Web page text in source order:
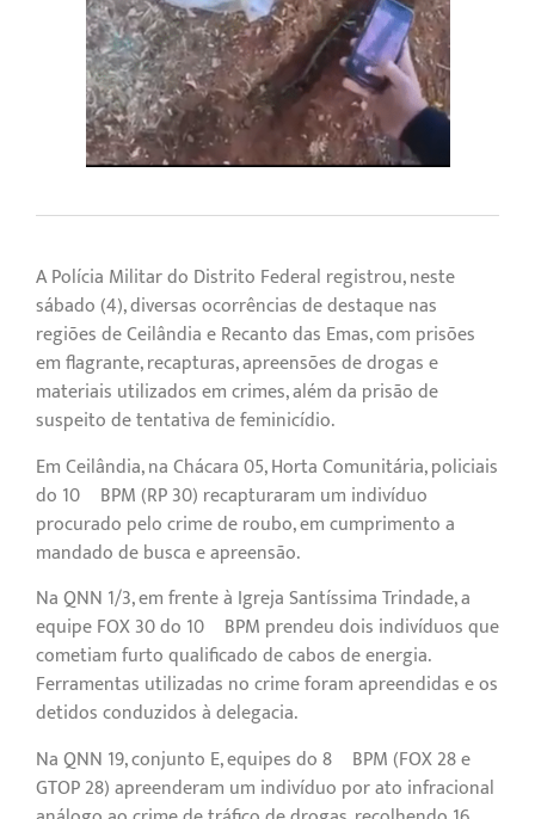
A Polícia Militar do Distrito Federal registrou, neste
sábado (4), diversas ocorrências de destaque nas
regiões de Ceilândia e Recanto das Emas, com prisões
em flagrante, recapturas, apreensões de drogas e
materiais utilizados em crimes, além da prisão de
suspeito de tentativa de feminicídio.
Em Ceilândia, na Chácara 05, Horta Comunitária, policiais
do 10º BPM (RP 30) recapturaram um indivíduo
procurado pelo crime de roubo, em cumprimento a
mandado de busca e apreensão.
Na QNN 1/3, em frente à Igreja Santíssima Trindade, a
equipe FOX 30 do 10º BPM prendeu dois indivíduos que
cometiam furto qualificado de cabos de energia.
Ferramentas utilizadas no crime foram apreendidas e os
detidos conduzidos à delegacia.
Na QNN 19, conjunto E, equipes do 8º BPM (FOX 28 e
GTOP 28) apreenderam um indivíduo por ato infracional